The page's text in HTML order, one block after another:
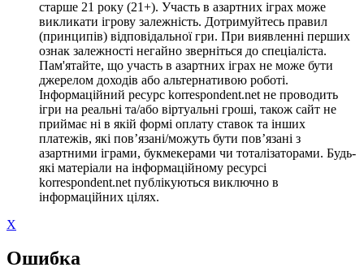
старше 21 року (21+). Участь в азартних іграх може
викликати ігрову залежність. Дотримуйтесь правил
(принципів) відповідальної гри. При виявленні перших
ознак залежності негайно зверніться до спеціаліста.
Пам'ятайте, що участь в азартних іграх не може бути
джерелом доходів або альтернативою роботі.
Інформаційний ресурс korrespondent.net не проводить
ігри на реальні та/або віртуальні гроші, також сайт не
приймає ні в якій формі оплату ставок та інших
платежів, які пов’язані/можуть бути пов’язані з
азартними іграми, букмекерами чи тоталізаторами. Будь-
які матеріали на інформаційному ресурсі
korrespondent.net публікуються виключно в
інформаційних цілях.
X
Ошибка